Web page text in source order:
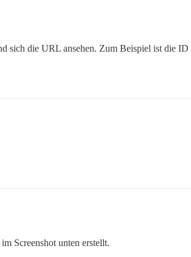
sich die URL ansehen. Zum Beispiel ist die ID
Screenshot unten erstellt.